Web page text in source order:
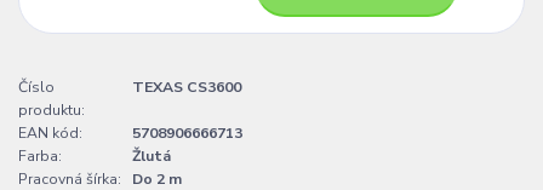
Číslo
produktu:
TEXAS CS3600
EAN kód:
5708906666713
Farba:
Žlutá
Pracovná šírka:
Do 2 m